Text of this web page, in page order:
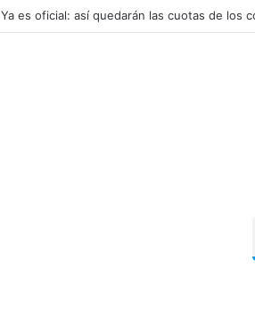
Argentina es potencia mundial en exportar